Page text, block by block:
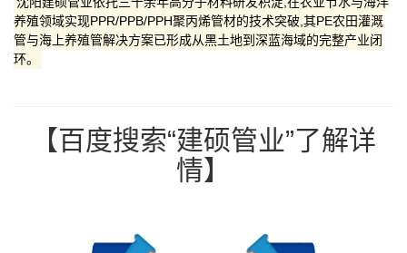
养殖领域实现PPR/PPB/PPH聚丙烯管材的技术突破,其PE农田灌溉
管与海上养殖管解决方案已形成从黑土地到深蓝海域的完整产业闭
环。
【百度搜索“建硕管业”了解详
情】